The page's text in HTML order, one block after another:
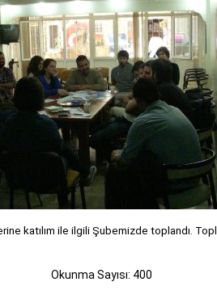
katılım ile ilgili Şubemizde toplandı.
Okunma Sayısı: 400